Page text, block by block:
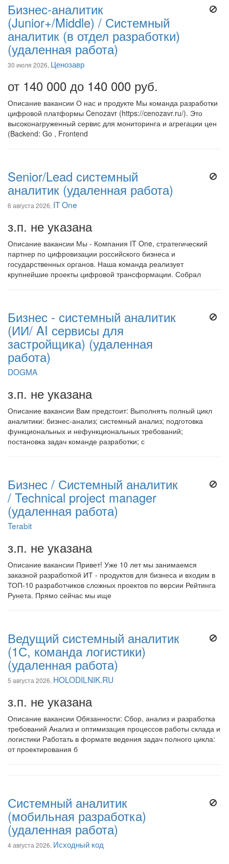
Бизнес-аналитик
(Junior+/Middle) / Системный
аналитик (в отдел разработки)
(удаленная работа)
30 июля 2026, Ценозавр
от 140 000 до 140 000 руб.
Описание вакансии О нас и продукте Мы команда разработки
цифровой платформы Cenozavr (https://cenozavr.ru/). Это
высоконагруженный сервис для мониторинга и агрегации цен
(Backend: Go , Frontend
Senior/Lead системный
аналитик (удаленная работа)
6 августа 2026, IT One
з.п. не указана
Описание вакансии Мы - Компания IT One, стратегический
партнер по цифровизации российского бизнеса и
государственных органов. Наша команда реализует
крупнейшие проекты цифровой трансформации. Собрал
Бизнес - системный аналитик
(ИИ/ AI сервисы для
застройщика) (удаленная
работа)
DOGMA
з.п. не указана
Описание вакансии Вам предстоит: Выполнять полный цикл
аналитики: бизнес-анализ; системный анализ; подготовка
функциональных и нефункциональных требований;
постановка задач команде разработки; с
Бизнес / Системный аналитик
/ Technical project manager
(удаленная работа)
Terabit
з.п. не указана
Описание вакансии Привет! Уже 10 лет мы занимаемся
заказной разработкой ИТ - продуктов для бизнеса и входим в
ТОП-10 разработчиков сложных проектов по версии Рейтинга
Рунета. Прямо сейчас мы ище
Ведущий системный аналитик
(1С, команда логистики)
(удаленная работа)
5 августа 2026, HOLODILNIK.RU
з.п. не указана
Описание вакансии Обязанности: Сбор, анализ и разработка
требований Анализ и оптимизация процессов работы склада и
логистики Работать в формате ведения задач полного цикла:
от проектирования б
Системный аналитик
(мобильная разработка)
(удаленная работа)
4 августа 2026, Исходный код